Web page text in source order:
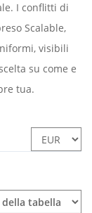
I conflitti di
Scalable,
visibili
su come e
tua.